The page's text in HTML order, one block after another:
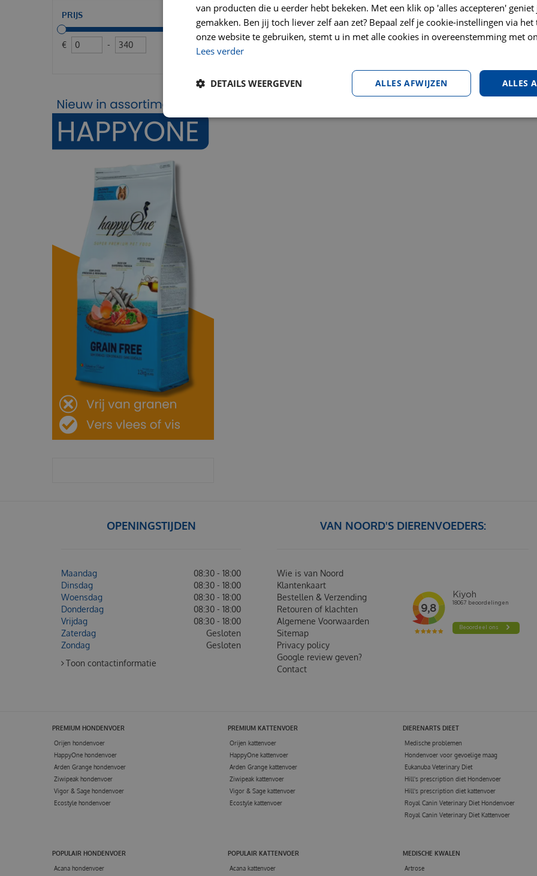
PRIJS
€ -
OPENINGSTIJDEN
Maandag
08:30 - 18:00
Dinsdag
08:30 - 18:00
Woensdag
08:30 - 18:00
Donderdag
08:30 - 18:00
Vrijdag
08:30 - 18:00
Zaterdag
Gesloten
Zondag
Gesloten
Toon contactinformatie
VAN NOORD'S DIERENVOEDERS:
Wie is van Noord
Klantenkaart
Bestellen & Verzending
Retouren of klachten
Algemene Voorwaarden
Sitemap
Privacy policy
Google review geven?
Contact
PREMIUM HONDENVOER
Orijen hondenvoer
HappyOne hondenvoer
Arden Grange hondenvoer
Ziwipeak hondenvoer
Vigor & Sage hondenvoer
Ecostyle hondenvoer
PREMIUM KATTENVOER
Orijen kattenvoer
HappyOne kattenvoer
Arden Grange kattenvoer
Ziwipeak kattenvoer
Vigor & Sage kattenvoer
Ecostyle kattenvoer
DIERENARTS DIEET
Medische problemen
Hondenvoer voor gevoelige maag
Eukanuba Veterinary Diet
Hill's prescription diet Hondenvoer
Hill's prescription diet kattenvoer
Royal Canin Veterinary Diet Hondenvoer
Royal Canin Veterinary Diet Kattenvoer
POPULAIR HONDENVOER
Acana hondenvoer
POPULAIR KATTENVOER
Acana kattenvoer
MEDISCHE KWALEN
Artrose
van producten die u eerder hebt bekeken. Met een klik op 'alles accepteren' geniet
gemakken. Ben jij toch liever zelf aan zet? Bepaal zelf je cookie-instellingen via
onze website te gebruiken, stemt u in met alle cookies in overeenstemming met
Lees verder
ALLES
ALLES AFWIJZEN
DETAILS WEERGEVEN